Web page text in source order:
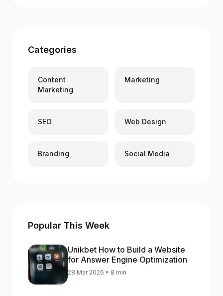
Categories
Content
Marketing
Marketing
SEO Web Design
Branding Social Media
Popular This Week
Unikbet How to Build a Website
for Answer Engine Optimization
28 Mar 2026 • 8 min